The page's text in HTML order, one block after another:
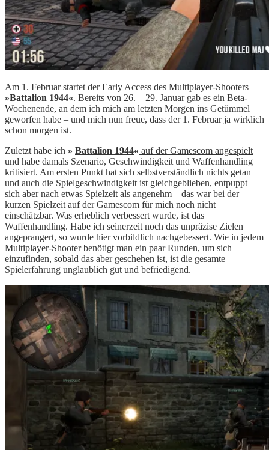
Am 1. Februar startet der Early Access des Multiplayer-Shooters
»Battalion 1944«. Bereits von 26. – 29. Januar gab es ein Beta-
Wochenende, an dem ich mich am letzten Morgen ins Getümmel
geworfen habe – und mich nun freue, dass der 1. Februar ja wirklich
schon morgen ist.
Zuletzt habe ich » Battalion 1944« auf der Gamescom angespielt
und habe damals Szenario, Geschwindigkeit und Waffenhandling
kritisiert. Am ersten Punkt hat sich selbstverständlich nichts getan
und auch die Spielgeschwindigkeit ist gleichgeblieben, entpuppt
sich aber nach etwas Spielzeit als angenehm – das war bei der
kurzen Spielzeit auf der Gamescom für mich noch nicht
einschätzbar. Was erheblich verbessert wurde, ist das
Waffenhandling. Habe ich seinerzeit noch das unpräzise Zielen
angeprangert, so wurde hier vorbildlich nachgebessert. Wie in jedem
Multiplayer-Shooter benötigt man ein paar Runden, um sich
einzufinden, sobald das aber geschehen ist, ist die gesamte
Spielerfahrung unglaublich gut und befriedigend.